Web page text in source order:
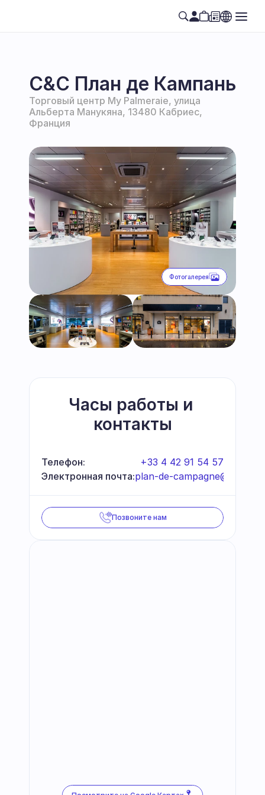
C&C План де Кампань
Торговый центр My Palmeraie, улица
Альберта Манукяна, 13480 Кабриес,
Франция
Фотогалерея
Часы работы и
контакты
Телефон:
+33 4 42 91 54 57
Электронная почта:plan-de-
Позвоните нам